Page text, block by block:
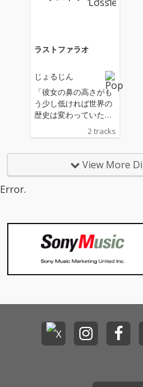
ラストファラオ
じょるじん
「彼女の鼻の高さがも
う少し低ければ世界の
歴史は変わっていた」
き、時の為政者を次々
ままに動かした魔性の
女。後世の人々が持つ
て戴冠。列強国が割拠
する古代の地中海世界
で彼女はただひたすら
に祖国存亡のため奔走
トラとはあまりにも美
しくあまりにも気高く
あまりにも儚い39年と
2 tracks
View More
Error.